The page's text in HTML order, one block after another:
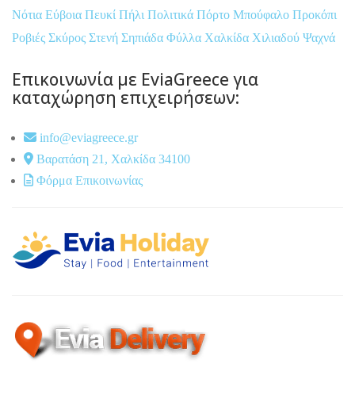
Νότια Εύβοια Πευκί Πήλι Πολιτικά Πόρτο Μπούφαλο Προκόπι
Ροβιές Σκύρος Στενή Σηπιάδα Φύλλα Χαλκίδα Χιλιαδού Ψαχνά
Επικοινωνία με EviaGreece για
καταχώρηση επιχειρήσεων:
info@eviagreece.gr
Βαρατάση 21, Χαλκίδα 34100
Φόρμα Επικοινωνίας